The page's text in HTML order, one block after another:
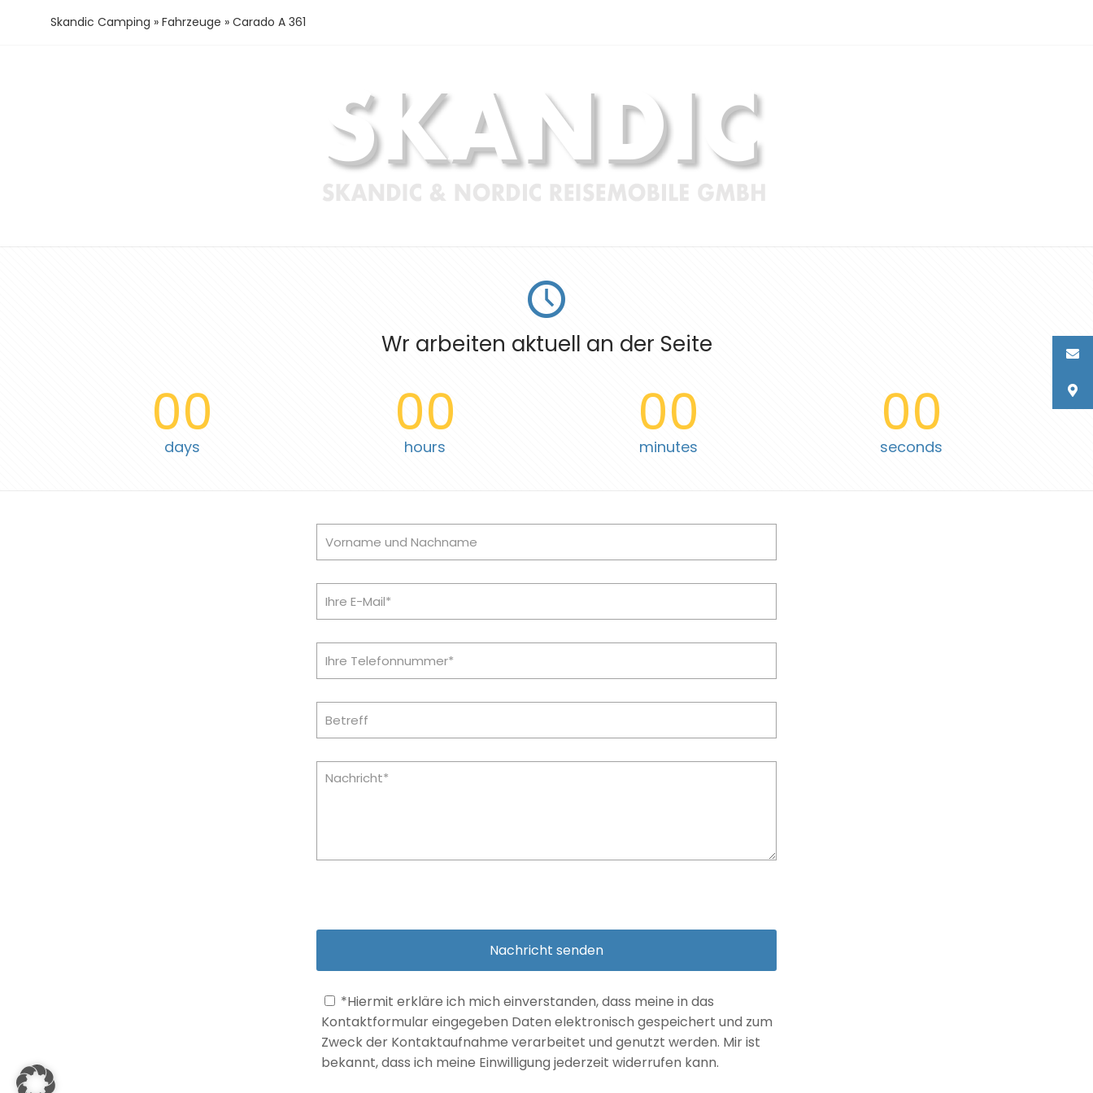
Skandic Camping » Fahrzeuge » Carado A 361
Wr arbeiten aktuell an der Seite
00
days
00
hours
00
minutes
00
seconds
*Hiermit erkläre ich mich einverstanden, dass meine in das
Kontaktformular eingegeben Daten elektronisch gespeichert und zum
Zweck der Kontaktaufnahme verarbeitet und genutzt werden. Mir ist
bekannt, dass ich meine Einwilligung jederzeit widerrufen kann.